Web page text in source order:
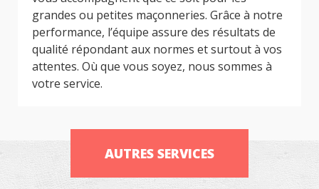
grandes ou petites maçonneries. Grâce à notre
performance, l’équipe assure des résultats de
qualité répondant aux normes et surtout à vos
attentes. Où que vous soyez, nous sommes à
votre service.
AUTRES SERVICES